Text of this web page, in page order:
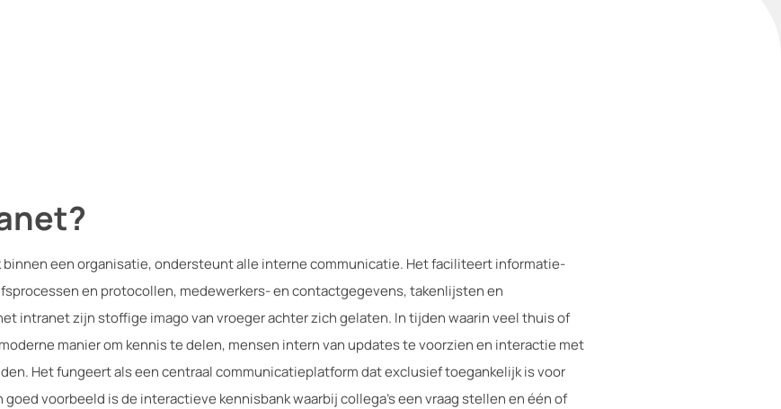
een organisatie, ondersteunt alle interne communicatie. Het faciliteert informatie-
en protocollen, medewerkers- en contactgegevens, takenlijsten en
intranet zijn stoffige imago van vroeger achter zich gelaten. In tijden waarin veel thuis of
manier om kennis te delen, mensen intern van updates te voorzien en interactie met
Het fungeert als een centraal communicatieplatform dat exclusief toegankelijk is voor
voorbeeld is de interactieve kennisbank waarbij collega’s een vraag stellen en één of